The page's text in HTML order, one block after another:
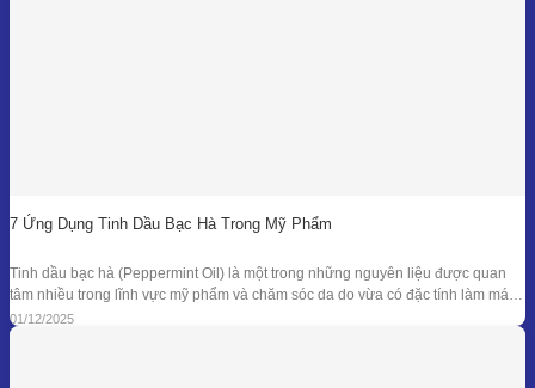
7 Ứng Dụng Tinh Dầu Bạc Hà Trong Mỹ Phẩm
Tinh dầu bạc hà (Peppermint Oil) là một trong những nguyên liệu được quan
tâm nhiều trong lĩnh vực mỹ phẩm và chăm sóc da do vừa có đặc tính làm mát
đặc trưng, vừa sở hữu phổ kháng khuẩn và khử mùi tự nhiên đã được ghi nhận
trong nhiều nghiên cứu. Giá trị
01/12/2025